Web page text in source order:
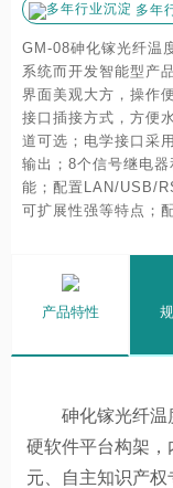
多年
GM-08砷化镓光纤温
系统而开发智能型产
界面美观大方，操作
接口插接方式，方便
道可选；电学接口采
输出；8个信号继电
能；配置LAN/USB/
可扩展性强等特点；
产品特性
砷化镓光纤温
硬软件平台构架
元、自主知识产